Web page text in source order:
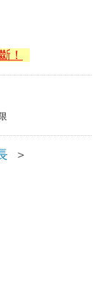
！
＞